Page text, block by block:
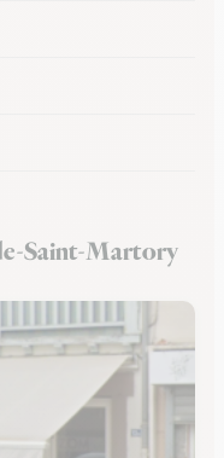
Saint-Martory